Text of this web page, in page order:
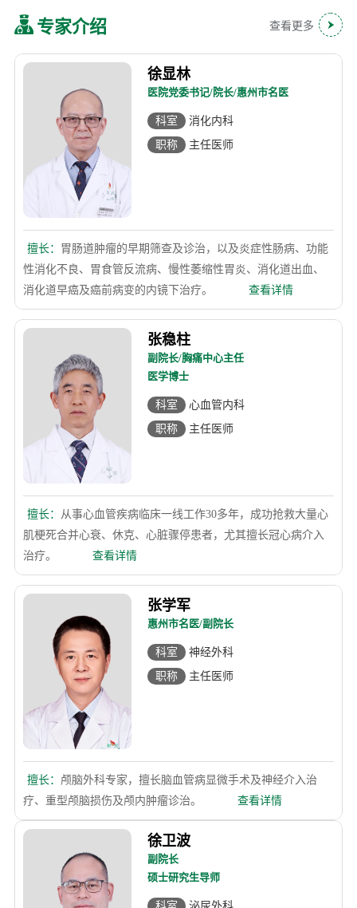
专家介绍 查看更多
徐显林
医院党委书记/院长/惠州市名医
科室
消化内科
职称
主任医师
擅长： 胃肠道肿瘤的早期筛查及诊治，以及炎症性肠病、功能
性消化不良、胃食管反流病、慢性萎缩性胃炎、消化道出血、
查看详情
张稳柱
副院长/胸痛中心主任
医学博士
科室
心血管内科
职称
主任医师
擅长： 从事心血管疾病临床一线工作30多年，成功抢救大量心
肌梗死合并心衰、休克、心脏骤停患者，尤其擅长冠心病介入
查看详情
张学军
惠州市名医/副院长
科室
神经外科
职称
主任医师
擅长： 颅脑外科专家，擅长脑血管病显微手术及神经介入治
查看详情
徐卫波
副院长
硕士研究生导师